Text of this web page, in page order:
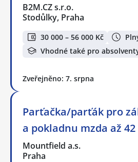
B2M.CZ s.r.o.
Stodůlky, Praha
30 000 – 56 000 Kč
Vhodné také pro
Zveřejněno: 7. srpna
Parťačka/parťák pro
a pokladnu mzda až 42
Mountfield a.s.
Praha